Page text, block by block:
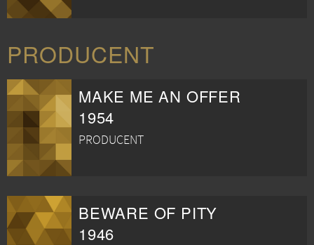
PRODUCENT
MAKE ME AN OFFER
1954
PRODUCENT
BEWARE OF PITY
1946